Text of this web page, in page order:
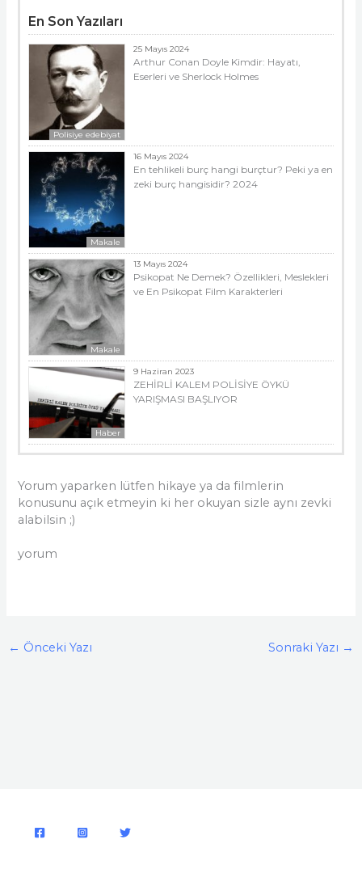
En Son Yazıları
Polisiye edebiyat
25 Mayıs 2024
Arthur Conan Doyle Kimdir: Hayatı,
Eserleri ve Sherlock Holmes
Makale
16 Mayıs 2024
En tehlikeli burç hangi burçtur? Peki ya en
zeki burç hangisidir? 2024
Makale
13 Mayıs 2024
Psikopat Ne Demek? Özellikleri, Meslekleri
ve En Psikopat Film Karakterleri
Haber
9 Haziran 2023
ZEHİRLİ KALEM POLİSİYE ÖYKÜ
YARIŞMASI BAŞLIYOR
Yorum yaparken lütfen hikaye ya da filmlerin
konusunu açık etmeyin ki her okuyan sizle aynı zevki
alabilsin ;)
yorum
← Önceki Yazı Sonraki Yazı →